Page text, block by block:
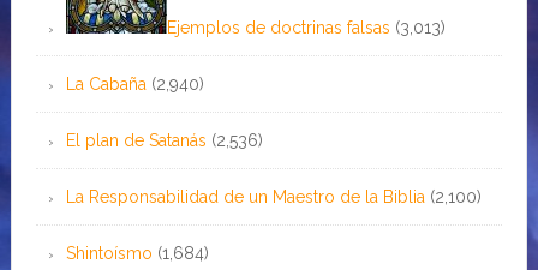
Ejemplos de doctrinas falsas (3,013)
La Cabaña (2,940)
El plan de Satanás (2,536)
La Responsabilidad de un Maestro de la Biblia (2,100)
Shintoísmo (1,684)